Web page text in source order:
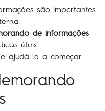
são importantes
de informações
úteis.
ajudá-lo a começar.